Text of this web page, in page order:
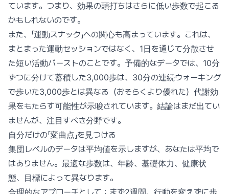
ています。つまり、効果の頭打ちはさらに低い歩数で起こる
かもしれないのです。
また、「運動スナック」への関心も高まっています。これは、
まとまった運動セッションではなく、1日を通じて分散させ
た短い活動バーストのことです。予備的なデータでは、10分
ずつに分けて蓄積した3,000歩は、30分の連続ウォーキング
で歩いた3,000歩とは異なる（おそらくより優れた）代謝効
果をもたらす可能性が示唆されています。結論はまだ出てい
ませんが、注目すべき分野です。
自分だけの「変曲点」を見つける
集団レベルのデータは平均値を示しますが、あなたは平均で
はありません。最適な歩数は、年齢、基礎体力、健康状
態、目標によって異なります。
合理的なアプローチとして：まず2週間、行動を変えずに歩